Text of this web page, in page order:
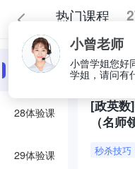
热门课程
27体验课
28体验课
29体验课
全部
[政英数
（名师
秒杀技巧
小曾老师
小曾学姐您好
学姐，请问有